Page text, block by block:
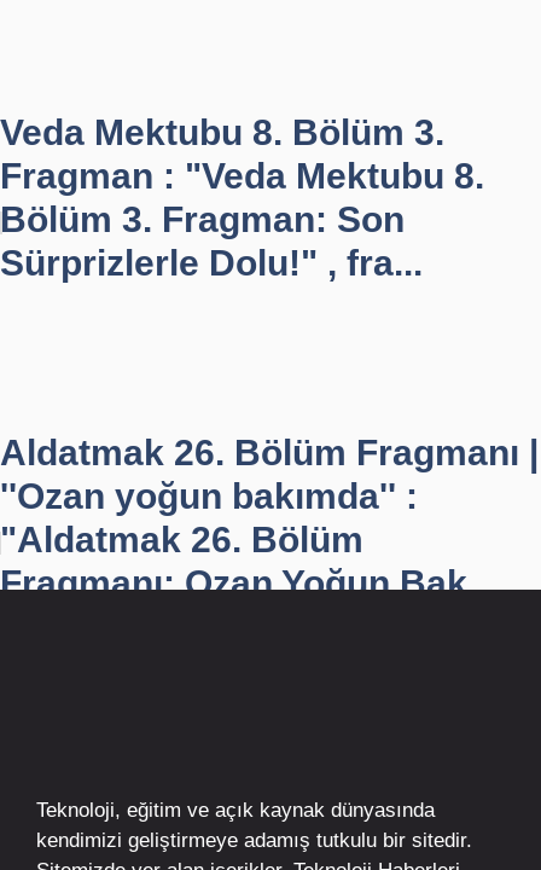
Veda Mektubu 8. Bölüm 3.
Fragman : "Veda Mektubu 8.
Bölüm 3. Fragman: Son
Sürprizlerle Dolu!" , fra...
Aldatmak 26. Bölüm Fragmanı |
''Ozan yoğun bakımda'' :
"Aldatmak 26. Bölüm
Fragmanı: Ozan Yoğun Bak...
Teknoloji, eğitim ve açık kaynak dünyasında
kendimizi geliştirmeye adamış tutkulu bir sitedir.